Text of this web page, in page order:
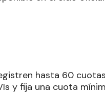
hasta 60
y fija una cuota